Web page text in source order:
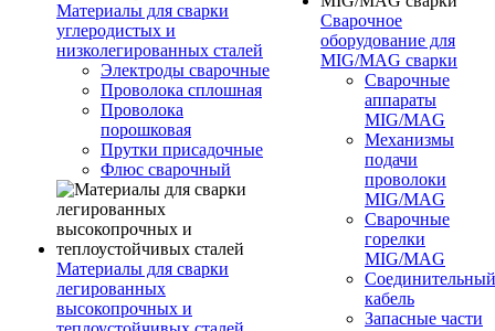
Материалы для сварки
углеродистых и
низколегированных сталей
Электроды сварочные
Проволока сплошная
Проволока
порошковая
Прутки присадочные
Флюс сварочный
Материалы для сварки
легированных
высокопрочных и
Сварочное
оборудование для
MIG/MAG сварки
Сварочные
аппараты
MIG/MAG
Механизмы
подачи
проволоки
MIG/MAG
Сварочные
горелки
MIG/MAG
Соединительный
кабель
Запасные части